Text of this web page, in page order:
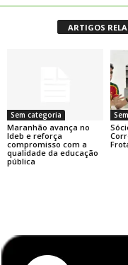
ARTIGOS
Sem categoria
Maranhão avança no
Ideb e reforça
compromisso com a
qualidade da educação
pública